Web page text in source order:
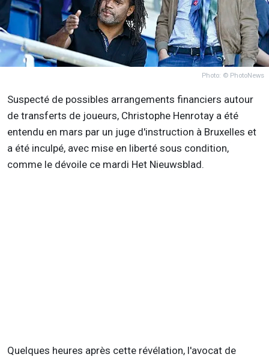
Photo: © PhotoNews
Suspecté de possibles arrangements financiers autour
de transferts de joueurs, Christophe Henrotay a été
entendu en mars par un juge d'instruction à Bruxelles et
a été inculpé, avec mise en liberté sous condition,
comme le dévoile ce mardi Het Nieuwsblad.
Quelques heures après cette révélation, l'avocat de